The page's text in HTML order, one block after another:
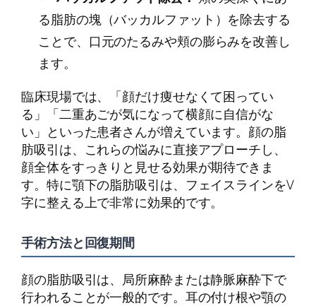
る脂肪の塊（バッカルファット）を除去する
ことで、口元のたるみや頬の膨らみを改善し
ます。
臨床現場では、「顔だけ痩せなくて困ってい
る」「二重あごが気になって横顔に自信がな
い」といった患者さんが増えています。顔の脂
肪吸引は、これらの悩みに直接アプローチし、
顔全体をすっきりと見せる効果が期待できま
す。特に顎下の脂肪吸引は、フェイスラインをV
字に整える上で非常に効果的です。
手術方法と回復期間
顔の脂肪吸引は、局所麻酔または静脈麻酔下で
行われることが一般的です。耳の付け根や顎の